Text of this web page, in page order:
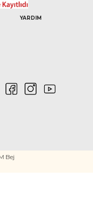
YARDIM
Bej